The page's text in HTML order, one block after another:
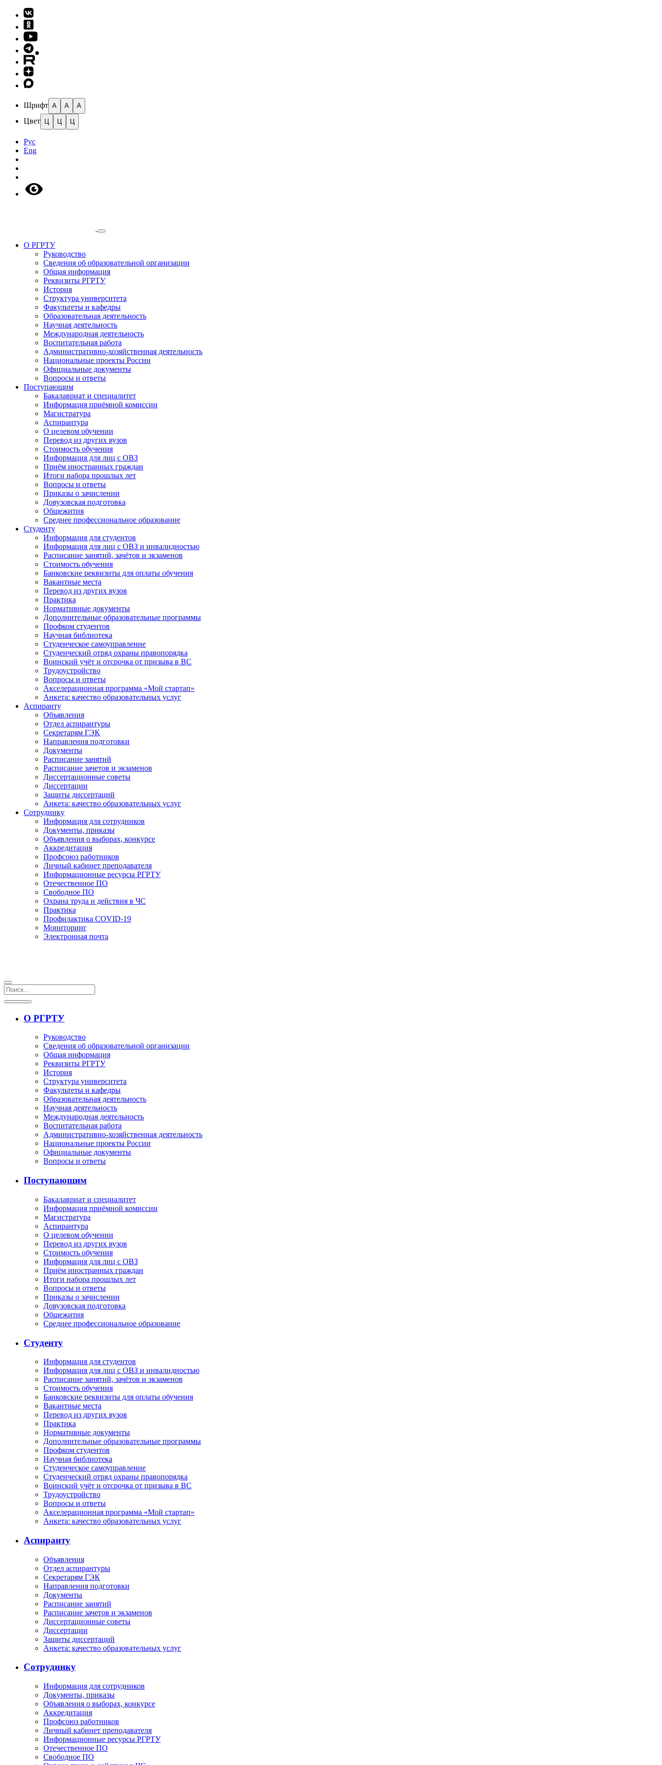
Шрифт A A A
Цвет Ц Ц Ц
Рус
Eng
О РГРТУ
Руководство
Сведения об образовательной организации
Общая информация
Реквизиты РГРТУ
История
Структура университета
Факультеты и кафедры
Образовательная деятельность
Научная деятельность
Международная деятельность
Воспитательная работа
Административно-хозяйственная деятельность
Национальные проекты России
Официальные документы
Вопросы и ответы
Поступающим
Бакалавриат и специалитет
Информация приёмной комиссии
Магистратура
Аспирантура
О целевом обучении
Перевод из других вузов
Стоимость обучения
Информация для лиц с ОВЗ
Приём иностранных граждан
Итоги набора прошлых лет
Вопросы и ответы
Приказы о зачислении
Довузовская подготовка
Общежития
Среднее профессиональное образование
Студенту
Информация для студентов
Информация для лиц с ОВЗ и инвалидностью
Расписание занятий, зачётов и экзаменов
Стоимость обучения
Банковские реквизиты для оплаты обучения
Вакантные места
Перевод из других вузов
Практика
Нормативные документы
Дополнительные образовательные программы
Профком студентов
Научная библиотека
Студенческое самоуправление
Студенческий отряд охраны правопорядка
Воинский учёт и отсрочка от призыва в ВС
Трудоустройство
Вопросы и ответы
Акселерационная программа «Мой стартап»
Анкета: качество образовательных услуг
Аспиранту
Объявления
Отдел аспирантуры
Секретарям ГЭК
Направления подготовки
Документы
Расписание занятий
Расписание зачетов и экзаменов
Диссертационные советы
Диссертации
Защиты диссертаций
Анкета: качество образовательных услуг
Сотруднику
Информация для сотрудников
Документы, приказы
Объявления о выборах, конкурсе
Аккредитация
Профсоюз работников
Личный кабинет преподавателя
Информационные ресурсы РГРТУ
Отечественное ПО
Свободное ПО
Охрана труда и действия в ЧС
Практика
Профилактика COVID-19
Мониторинг
Электронная почта
О РГРТУ
Руководство
Сведения об образовательной организации
Общая информация
Реквизиты РГРТУ
История
Структура университета
Факультеты и кафедры
Образовательная деятельность
Научная деятельность
Международная деятельность
Воспитательная работа
Административно-хозяйственная деятельность
Национальные проекты России
Официальные документы
Вопросы и ответы
Поступающим
Бакалавриат и специалитет
Информация приёмной комиссии
Магистратура
Аспирантура
О целевом обучении
Перевод из других вузов
Стоимость обучения
Информация для лиц с ОВЗ
Приём иностранных граждан
Итоги набора прошлых лет
Вопросы и ответы
Приказы о зачислении
Довузовская подготовка
Общежития
Среднее профессиональное образование
Студенту
Информация для студентов
Информация для лиц с ОВЗ и инвалидностью
Расписание занятий, зачётов и экзаменов
Стоимость обучения
Банковские реквизиты для оплаты обучения
Вакантные места
Перевод из других вузов
Практика
Нормативные документы
Дополнительные образовательные программы
Профком студентов
Научная библиотека
Студенческое самоуправление
Студенческий отряд охраны правопорядка
Воинский учёт и отсрочка от призыва в ВС
Трудоустройство
Вопросы и ответы
Акселерационная программа «Мой стартап»
Анкета: качество образовательных услуг
Аспиранту
Объявления
Отдел аспирантуры
Секретарям ГЭК
Направления подготовки
Документы
Расписание занятий
Расписание зачетов и экзаменов
Диссертационные советы
Диссертации
Защиты диссертаций
Анкета: качество образовательных услуг
Сотруднику
Информация для сотрудников
Документы, приказы
Объявления о выборах, конкурсе
Аккредитация
Профсоюз работников
Личный кабинет преподавателя
Информационные ресурсы РГРТУ
Отечественное ПО
Свободное ПО